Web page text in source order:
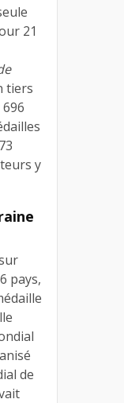
21
tiers
y
pays,
de